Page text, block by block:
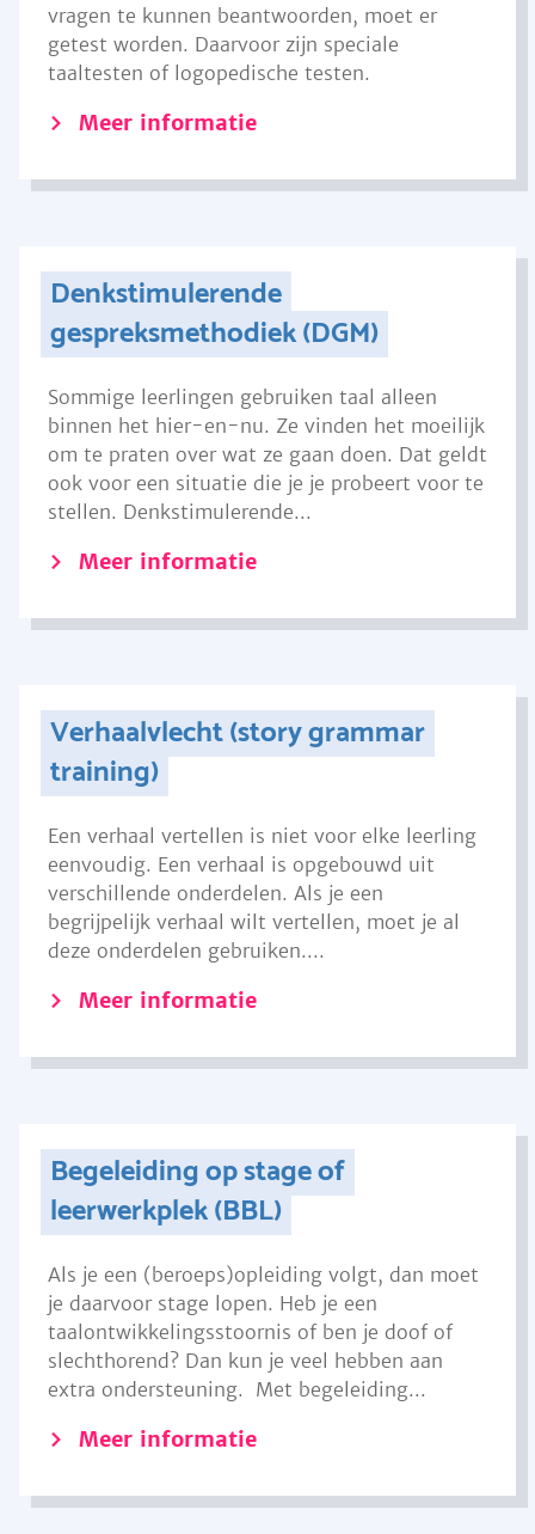
vragen te kunnen beantwoorden, moet er
getest worden. Daarvoor zijn speciale
taaltesten of logopedische testen.
Meer informatie
Denkstimulerende
gespreksmethodiek (DGM)
Sommige leerlingen gebruiken taal alleen
binnen het hier-en-nu. Ze vinden het moeilijk
om te praten over wat ze gaan doen. Dat geldt
ook voor een situatie die je je probeert voor te
stellen. Denkstimulerende...
Meer informatie
Verhaalvlecht (story grammar
training)
Een verhaal vertellen is niet voor elke leerling
eenvoudig. Een verhaal is opgebouwd uit
verschillende onderdelen. Als je een
begrijpelijk verhaal wilt vertellen, moet je al
deze onderdelen gebruiken....
Meer informatie
Begeleiding op stage of
leerwerkplek (BBL)
Als je een (beroeps)opleiding volgt, dan moet
je daarvoor stage lopen. Heb je een
taalontwikkelingsstoornis of ben je doof of
slechthorend? Dan kun je veel hebben aan
extra ondersteuning. Met begeleiding...
Meer informatie